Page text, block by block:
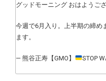
グッドモーニング おはようござ
今週で6月入り。上半期の締め
ます。
— 熊谷正寿【GMO】 STOP